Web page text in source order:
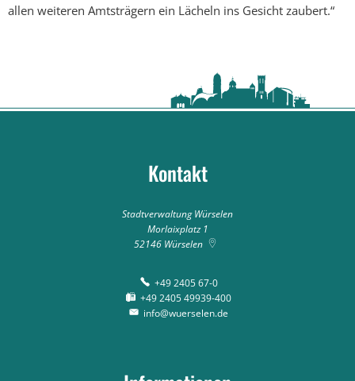
allen weiteren Amtsträgern ein Lächeln ins Gesicht zaubert.“
Kontakt
Stadtverwaltung Würselen
Morlaixplatz 1
52146 Würselen
+49 2405 67-0
+49 2405 49939-400
info@wuerselen.de